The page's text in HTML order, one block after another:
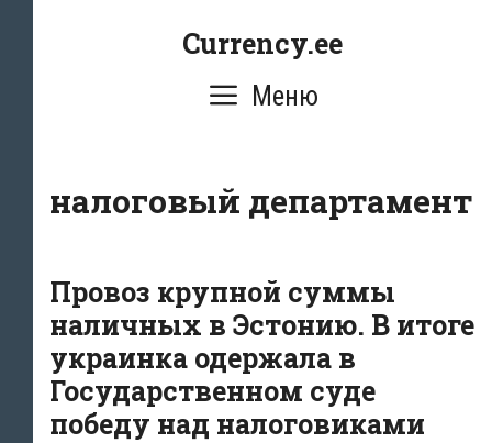
Currency.ee
Меню
налоговый департамент
Провоз крупной суммы
наличных в Эстонию. В итоге
украинка одержала в
Государственном суде
победу над налоговиками